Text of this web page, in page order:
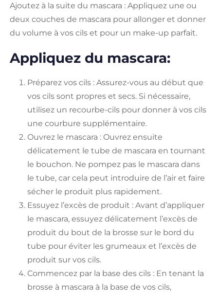
Ajoutez à la suite du mascara : Appliquez une ou
deux couches de mascara pour allonger et donner
du volume à vos cils et pour un make-up parfait.
Appliquez du mascara:
Préparez vos cils : Assurez-vous au début que
vos cils sont propres et secs. Si nécessaire,
utilisez un recourbe-cils pour donner à vos cils
une courbure supplémentaire.
Ouvrez le mascara : Ouvrez ensuite
délicatement le tube de mascara en tournant
le bouchon. Ne pompez pas le mascara dans
le tube, car cela peut introduire de l’air et faire
sécher le produit plus rapidement.
Essuyez l’excès de produit : Avant d’appliquer
le mascara, essuyez délicatement l’excès de
produit du bout de la brosse sur le bord du
tube pour éviter les grumeaux et l’excès de
produit sur vos cils.
Commencez par la base des cils : En tenant la
brosse à mascara à la base de vos cils,